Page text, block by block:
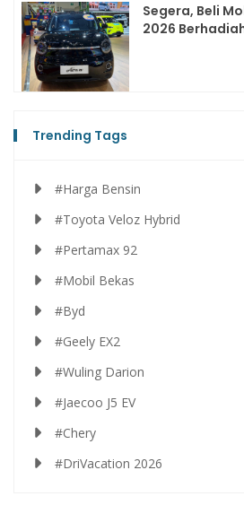
Segera, Beli
2026
Trending Tags
#Harga Bensin
#Toyota Veloz Hybrid
#Pertamax 92
#Mobil Bekas
#Byd
#Geely EX2
#Wuling Darion
#Jaecoo J5 EV
#Chery
#DriVacation 2026